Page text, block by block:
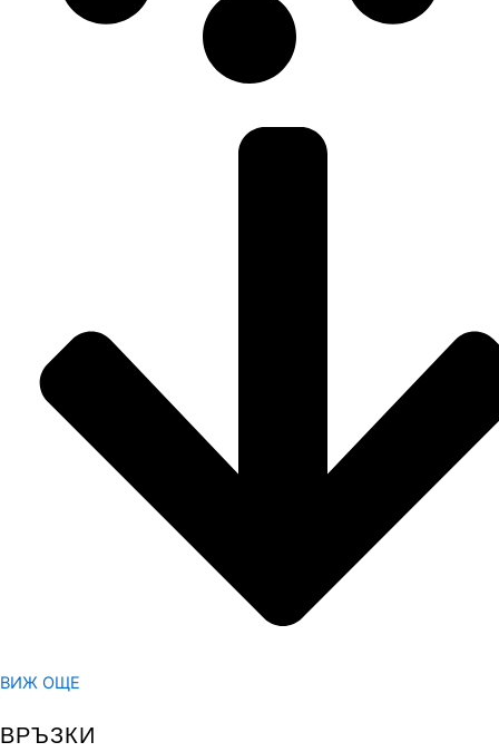
ВИЖ ОЩЕ
ВРЪЗКИ